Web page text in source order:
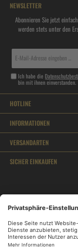
NEWSLETTER
Abonnieren Sie jetzt
werden stets unter den
Ich habe die
bin mit ihnen einverstanden.
HOTLINE
INFORMATIONEN
VERSANDARTEN
SICHER EINKAUFEN